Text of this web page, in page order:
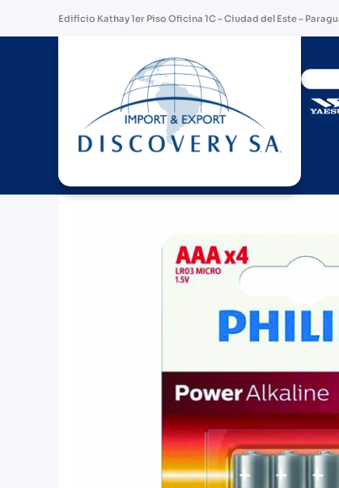
Edifício Kathay 1er Piso Oficina 1C – Ciudad del Este –